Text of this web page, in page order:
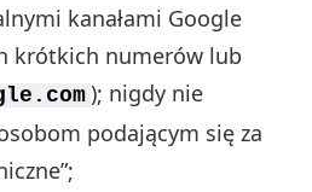
kanałami Google
krótkich numerów lub
); nigdy nie
podającym się za